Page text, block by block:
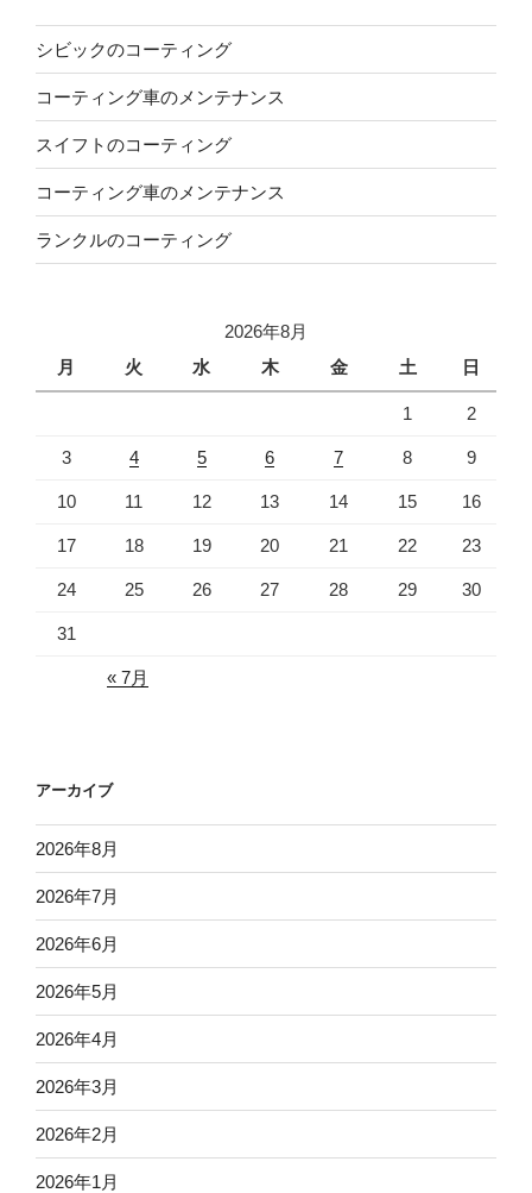
シビックのコーティング
コーティング車のメンテナンス
スイフトのコーティング
コーティング車のメンテナンス
ランクルのコーティング
2026年8月
月
火 水 木 金 土 日
1 2
3 4 5 6 7 8 9
10 11 12 13 14 15 16
17 18 19 20 21 22 23
24 25 26 27 28 29 30
31
« 7月
アーカイブ
2026年8月
2026年7月
2026年6月
2026年5月
2026年4月
2026年3月
2026年2月
2026年1月